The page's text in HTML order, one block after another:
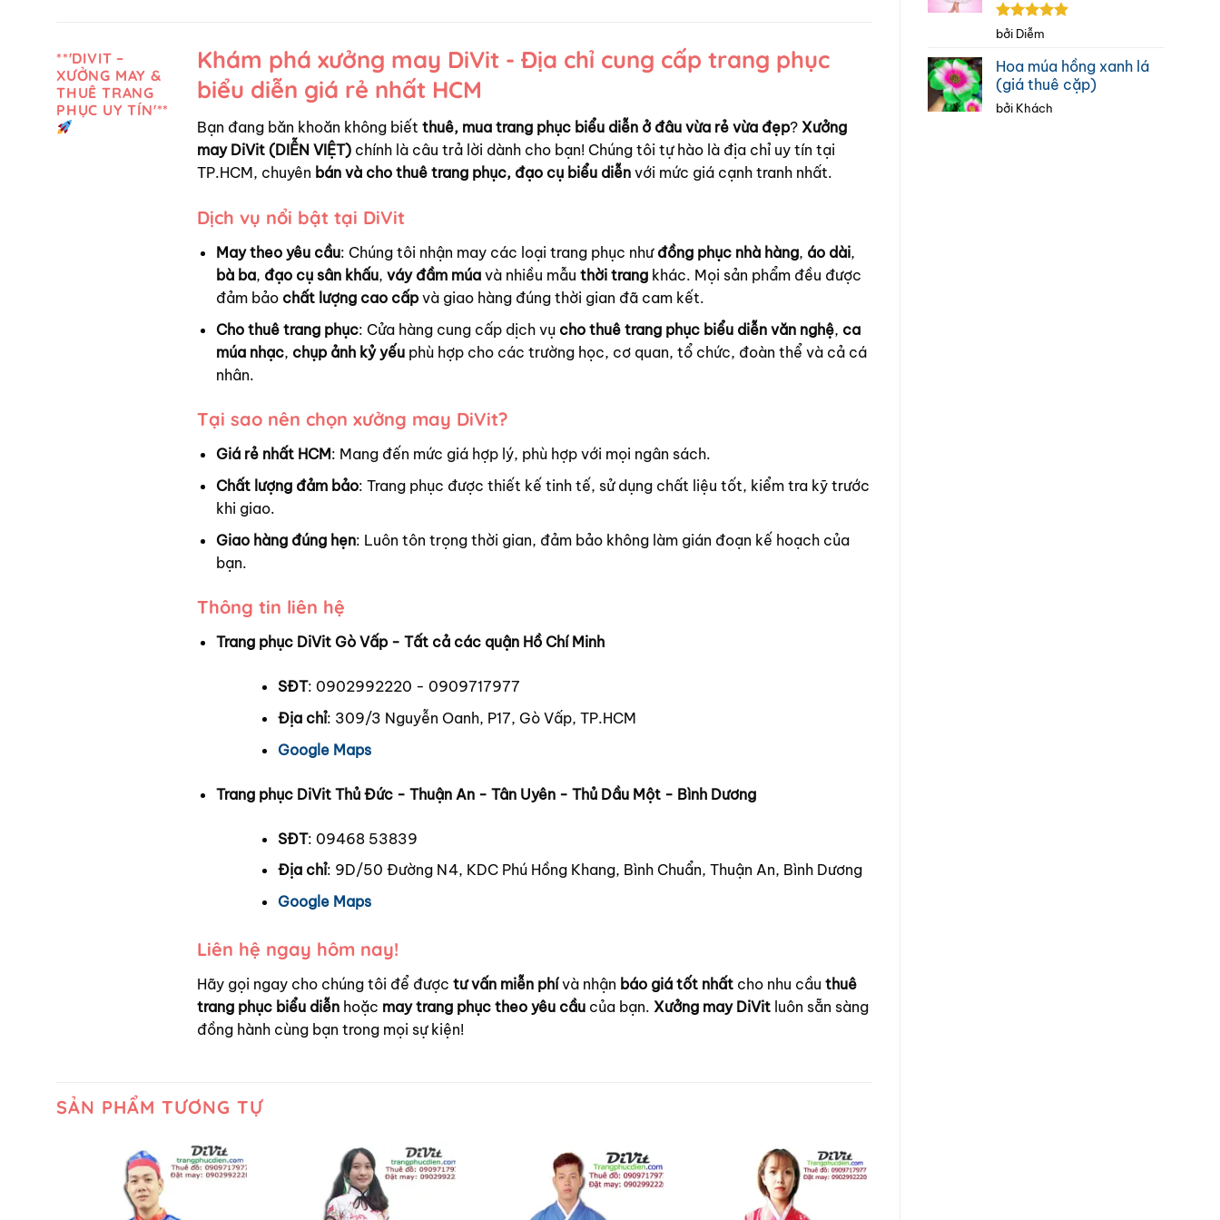
Được xếp
sao
bởi Diễm
Hoa múa hồng xanh lá
(giá thuê cặp)
bởi Khách
**'DIVIT –
XƯỞNG MAY &
THUÊ TRANG
PHỤC UY TÍN'**
Khám phá xưởng may DiVit - Địa chỉ cung cấp trang phục
biểu diễn giá rẻ nhất HCM
Bạn đang băn khoăn không biết thuê, mua trang phục biểu diễn ở đâu vừa rẻ vừa đẹp? Xưởng
may DiVit (DIỄN VIỆT)chính là câu trả lời dành cho bạn! Chúng tôi tự hào là địa chỉ uy tín tại
TP.HCM, chuyên bán và cho thuê trang phục, đạo cụ biểu diễnvới mức giá cạnh tranh nhất.
Dịch vụ nổi bật tại DiVit
May theo yêu cầu: Chúng tôi nhận may các loại trang phục như đồng phục nhà hàng, áo dài,
bà ba, đạo cụ sân khấu, váy đầm múavà nhiều mẫu thời trangkhác. Mọi sản phẩm đều được
đảm bảo chất lượng cao cấpvà giao hàng đúng thời gian đã cam kết.
Cho thuê trang phục: Cửa hàng cung cấp dịch vụ cho thuê trang phục biểu diễn văn nghệ, ca
múa nhạc, chụp ảnh kỷ yếuphù hợp cho các trường học, cơ quan, tổ chức, đoàn thể và cả cá
nhân.
Tại sao nên chọn xưởng may DiVit?
Giá rẻ nhất HCM: Mang đến mức giá hợp lý, phù hợp với mọi ngân sách.
Chất lượng đảm bảo: Trang phục được thiết kế tinh tế, sử dụng chất liệu tốt, kiểm tra kỹ trước
khi giao.
Giao hàng đúng hẹn: Luôn tôn trọng thời gian, đảm bảo không làm gián đoạn kế hoạch của
bạn.
Thông tin liên hệ
Trang phục DiVit Gò Vấp - Tất cả các quận Hồ Chí Minh
SĐT: 0902992220 - 0909717977
Địa chỉ: 309/3 Nguyễn Oanh, P17, Gò Vấp, TP.HCM
Google Maps
Trang phục DiVit Thủ Đức - Thuận An - Tân Uyên - Thủ Dầu Một - Bình Dương
SĐT: 09468 53839
Địa chỉ: 9D/50 Đường N4, KDC Phú Hồng Khang, Bình Chuẩn, Thuận An, Bình Dương
Google Maps
Liên hệ ngay hôm nay!
Hãy gọi ngay cho chúng tôi để được tư vấn miễn phívà nhận báo giá tốt nhấtcho nhu cầu thuê
trang phục biểu diễnhoặc may trang phục theo yêu cầucủa bạn. Xưởng may DiVitluôn sẵn sàng
đồng hành cùng bạn trong mọi sự kiện!
SẢN PHẨM TƯƠNG TỰ